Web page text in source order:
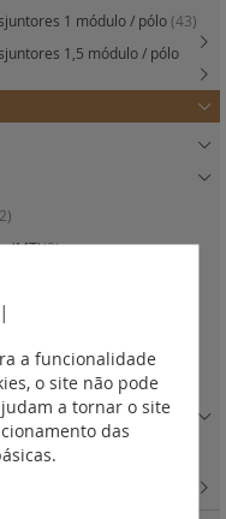
1 módulo / pólo(43)
1,5 módulo / pólo
(MT)(2)
à abertura (DA)
1 e5 módulo
a funcionalidade
o site não pode
a tornar o site
das